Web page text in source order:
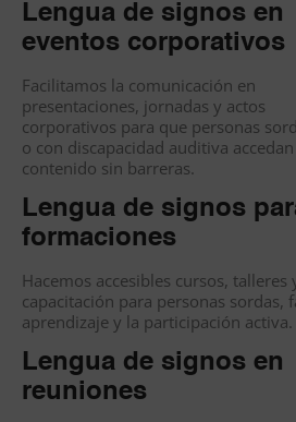
Lengua de signos en
eventos corporativos
Facilitamos la comunicación en
presentaciones, jornadas y actos
corporativos para que personas
o con discapacidad auditiva accedan
contenido sin barreras.
Lengua de signos
formaciones
Hacemos accesibles cursos,
capacitación para personas sordas,
aprendizaje y la participación activa.
Lengua de signos en
reuniones